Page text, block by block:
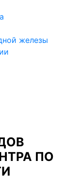
железы
ПО